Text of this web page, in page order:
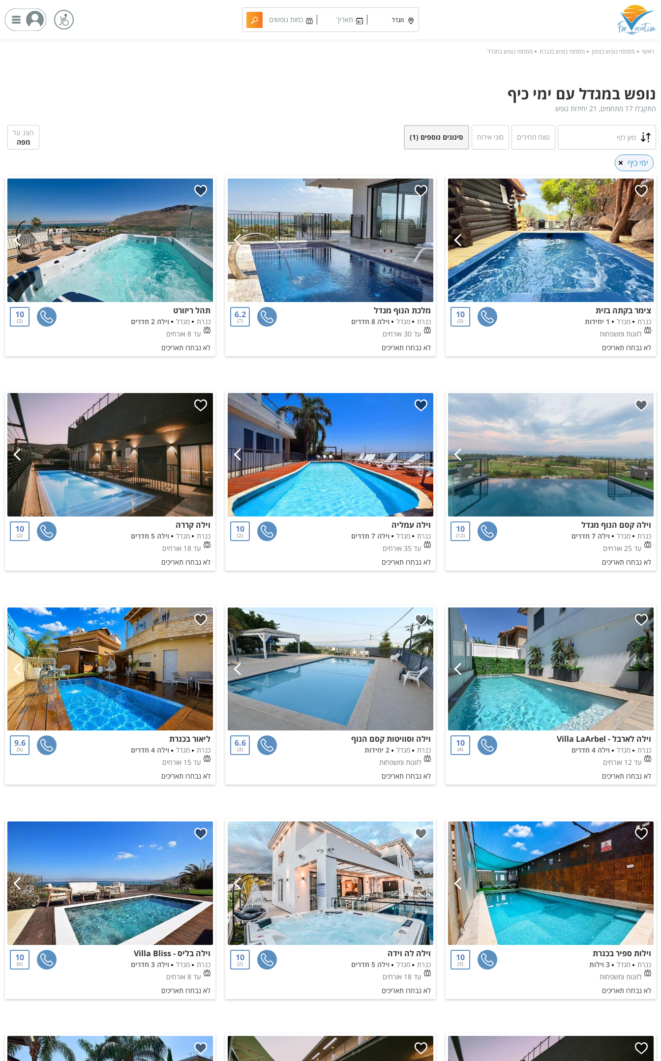
ראשי מתחמי נופש בצפון מתחמי נופש בכנרת מתחמי נופש במגדל
נופש במגדל עם ימי כיף
התקבלו 17 מתחמים, 21 יחידות נופש
תאריך כמות נופשים
מיון לפי
הצג על
מפה
טווח מחירים סוגי אירוח סינונים נוספים (1)
ימי כיף
צימר בקתה בזית
כנרת מגדל
1 יחידות
לזוגות ומשפחות
10
3
לא נבחרו תאריכים
מלכת הנוף מגדל
כנרת מגדל
וילה 8 חדרים
עד 30 אורחים
6.2
7
לא נבחרו תאריכים
תהל ריזורט
כנרת מגדל
וילה 2 חדרים
עד 8 אורחים
10
2
לא נבחרו תאריכים
וילה קסם הנוף מגדל
כנרת מגדל
וילה 7 חדרים
עד 25 אורחים
10
12
לא נבחרו תאריכים
וילה עמליה
כנרת מגדל
וילה 7 חדרים
עד 35 אורחים
10
2
לא נבחרו תאריכים
וילה קררה
כנרת מגדל
וילה 5 חדרים
עד 18 אורחים
10
2
לא נבחרו תאריכים
וילה לארבל - Villa LaArbel
כנרת מגדל
וילה 4 חדרים
עד 12 אורחים
10
4
לא נבחרו תאריכים
וילה וסוויטות קסם הנוף
כנרת מגדל
2 יחידות
לזוגות ומשפחות
6.6
3
לא נבחרו תאריכים
ליאור בכנרת
כנרת מגדל
וילה 4 חדרים
עד 15 אורחים
9.6
5
לא נבחרו תאריכים
וילות ספיר בכנרת
כנרת מגדל
3 וילות
לזוגות ומשפחות
10
3
לא נבחרו תאריכים
וילה לה וידה
כנרת מגדל
וילה 5 חדרים
עד 18 אורחים
10
2
לא נבחרו תאריכים
וילה בליס - Villa Bliss
כנרת מגדל
וילה 3 חדרים
עד 8 אורחים
10
6
לא נבחרו תאריכים